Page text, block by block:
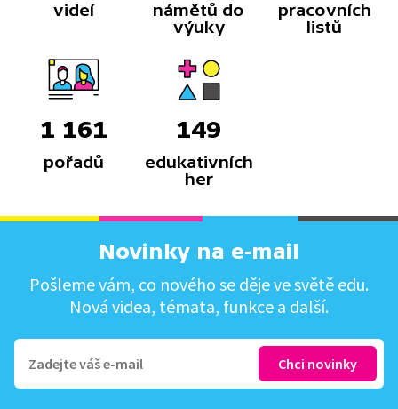
videí
námětů do
výuky
pracovních
listů
1 161
pořadů
149
edukativních
her
Novinky na e-mail
Pošleme vám, co nového se děje ve světě edu.
Nová videa, témata, funkce a další.